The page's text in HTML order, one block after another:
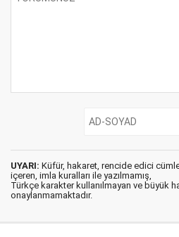
UYARI: Küfür, hakaret, rencide edici
içeren, imla kuralları ile yazılmamış,
Türkçe karakter kullanılmayan ve büyük
onaylanmamaktadır.